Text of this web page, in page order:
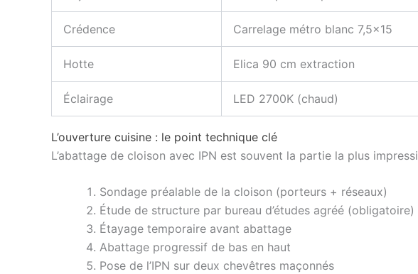
Crédence Carrelage métro blanc 7,5×15
Hotte Elica 90 cm extraction
Éclairage LED 2700K (chaud)
L’ouverture cuisine : le point technique clé
L’abattage de cloison avec IPN est souvent la partie la plus
Sondage préalable de la cloison (porteurs + réseaux)
Étude de structure par bureau d’études agréé (obligatoire)
Étayage temporaire avant abattage
Abattage progressif de bas en haut
Pose de l’IPN sur deux chevêtres maçonnés